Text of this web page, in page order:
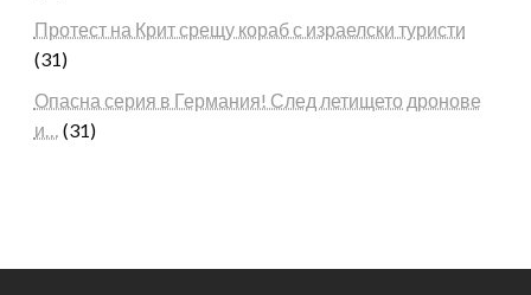
Протест на Крит срещу кораб с израелски туристи
(31)
Опасна серия в Германия! След летището дронове
и… (31)